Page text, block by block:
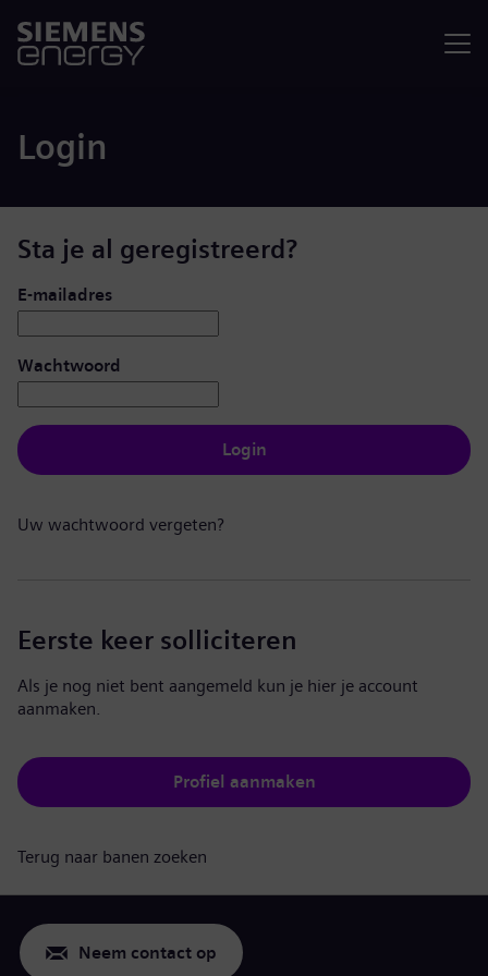
Login
Sta je al geregistreerd?
Inloggen: gebruiker en wachtwoord
E-mailadres
Wachtwoord
Login
Uw wachtwoord vergeten?
Eerste keer solliciteren
Als je nog niet bent aangemeld kun je hier je account
aanmaken.
Profiel aanmaken
Terug naar banen zoeken
Neem contact op